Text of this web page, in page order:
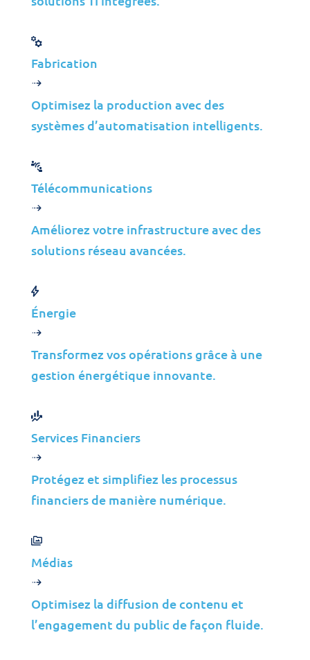
Fabrication
Optimisez la production avec des
systèmes d’automatisation intelligents.
Télécommunications
Améliorez votre infrastructure avec des
solutions réseau avancées.
Énergie
Transformez vos opérations grâce à une
gestion énergétique innovante.
Services Financiers
Protégez et simplifiez les processus
financiers de manière numérique.
Médias
Optimisez la diffusion de contenu et
l’engagement du public de façon fluide.
Oeste de Nueva York, États-
Unis
L’Europe
Siège
Av. da Boavista 2121, Office 105
4100-134 Porto